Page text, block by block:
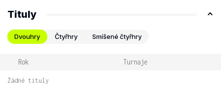
Tituly
Dvouhry Čtyřhry Smíšené čtyřhry
Rok Turnaje
Žádné tituly